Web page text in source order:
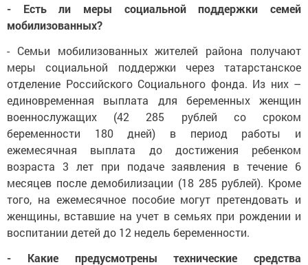
- Есть ли меры социальной поддержки семей
мобилизованных?
- Семьи мобилизованных жителей района получают
меры социальной поддержки через татарстанское
отделение Российского Социального фонда. Из них –
единовременная выплата для беременных женщин
военнослужащих (42 285 рублей со сроком
беременности 180 дней) в период работы и
ежемесячная выплата до достижения ребенком
возраста 3 лет при подаче заявления в течение 6
месяцев после демобилизации (18 285 рублей). Кроме
того, на ежемесячное пособие могут претендовать и
женщины, вставшие на учет в семьях при рождении и
воспитании детей до 12 недель беременности.
- Какие предусмотрены технические средства